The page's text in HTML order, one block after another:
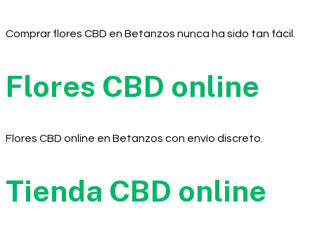
Comprar flores CBD en Betanzos nunca ha sido tan fácil.
Flores CBD online
Flores CBD online en Betanzos con envío discreto.
Tienda CBD online